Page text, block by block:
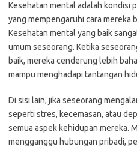
Kesehatan mental adalah kondisi
yang mempengaruhi cara mereka
Kesehatan mental yang baik
umum seseorang. Ketika
baik, mereka cenderung lebih
mampu menghadapi tantangan
Di sisi lain, jika seseorang
seperti stres, kecemasan, atau
semua aspek kehidupan mereka.
mengganggu hubungan pribadi,